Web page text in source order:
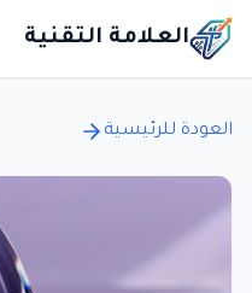
العلامة التقنية
العودة للرئيسية